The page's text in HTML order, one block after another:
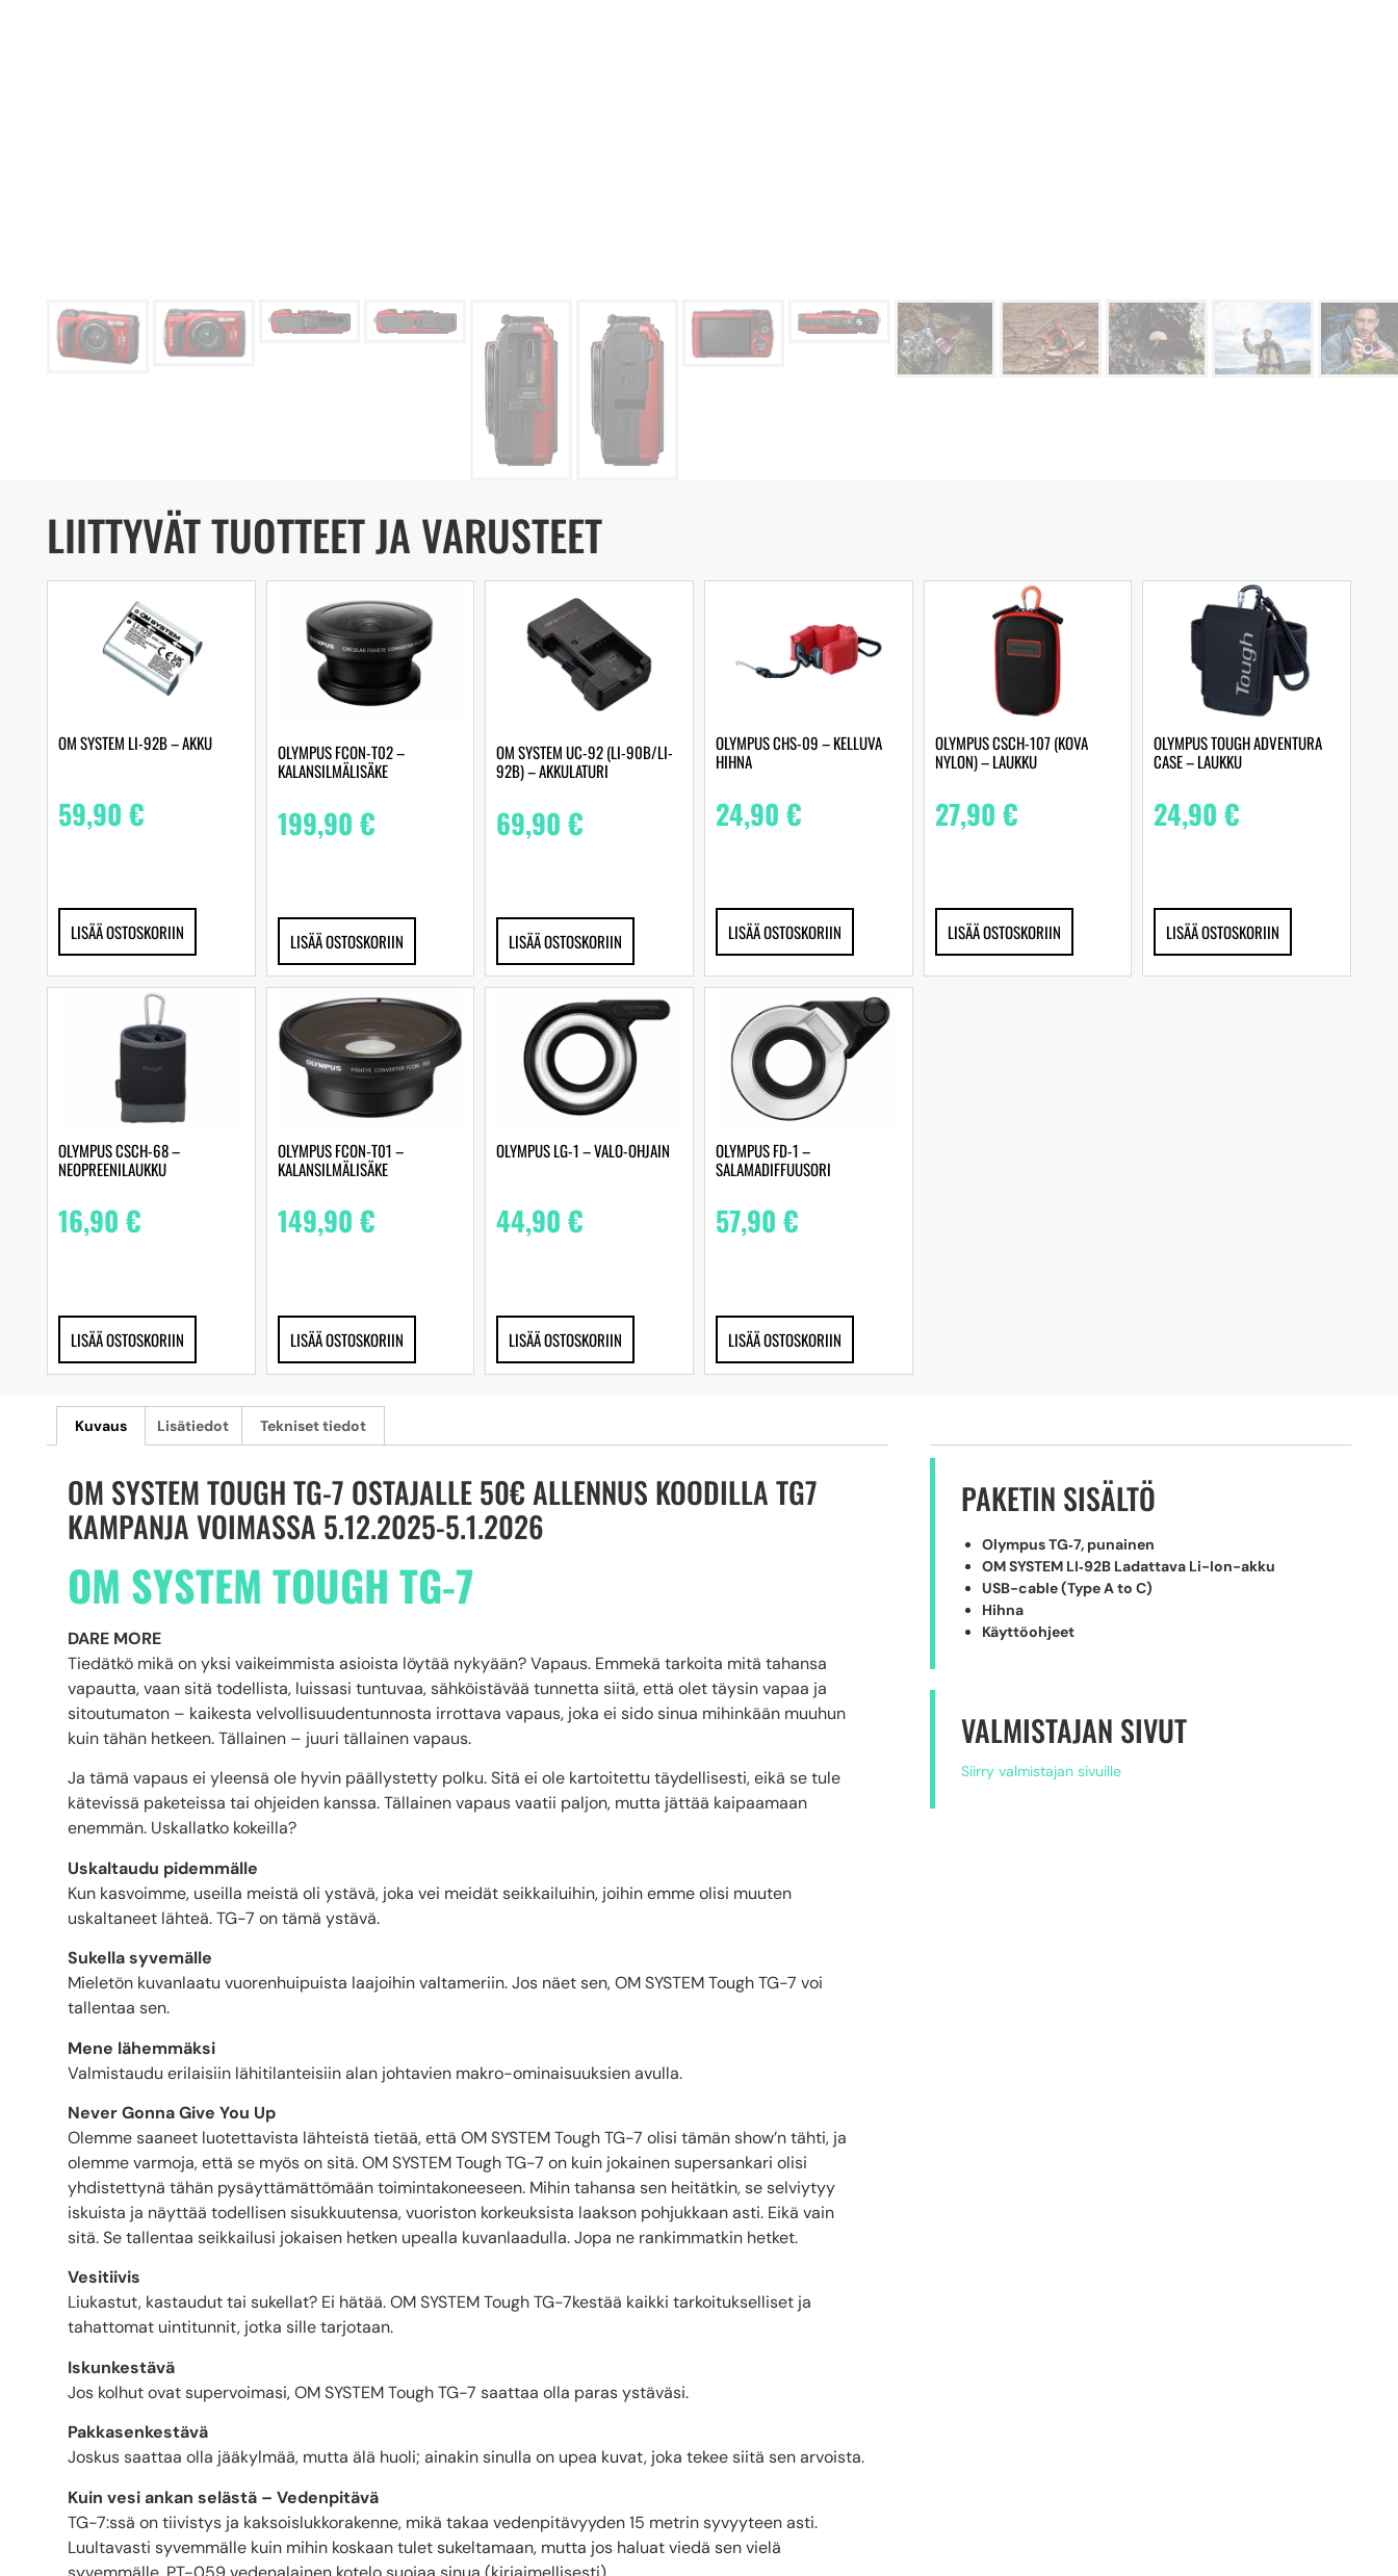
LIITTYVÄT TUOTTEET JA VARUSTEET
OM SYSTEM LI-92B – AKKU
59,90 €
LISÄÄ OSTOSKORIIN
OLYMPUS FCON-T02 –
KALANSILMÄLISÄKE
199,90 €
LISÄÄ OSTOSKORIIN
OM SYSTEM UC-92 (LI-90B/LI-
92B) – AKKULATURI
69,90€
LISÄÄ OSTOSKORIIN
OLYMPUS CHS-09 – KELLUVA
HIHNA
24,90 €
LISÄÄ OSTOSKORIIN
OLYMPUS CSCH-107 (KOVA
NYLON) – LAUKKU
27,90 €
LISÄÄ OSTOSKORIIN
OLYMPUS TOUGH ADVENTURA
CASE – LAUKKU
24,90€
LISÄÄ OSTOSKORIIN
OLYMPUS CSCH-68 –
NEOPREENILAUKKU
16,90 €
LISÄÄ OSTOSKORIIN
OLYMPUS FCON‑T01 –
KALANSILMÄLISÄKE
149,90 €
LISÄÄ OSTOSKORIIN
OLYMPUS LG-1 – VALO-OHJAIN
44,90€
LISÄÄ OSTOSKORIIN
OLYMPUS FD-1 –
SALAMADIFFUUSORI
57,90 €
LISÄÄ OSTOSKORIIN
Kuvaus Lisätiedot Tekniset tiedot
OM SYSTEM TOUGH TG-7 OSTAJALLE 50€ ALLENNUS KOODILLA TG7
KAMPANJA VOIMASSA 5.12.2025-5.1.2026
OM SYSTEM TOUGH TG-7
DARE MORE
Tiedätkö mikä on yksi vaikeimmista asioista löytää nykyään? Vapaus. Emmekä tarkoita mitä tahansa
vapautta, vaan sitä todellista, luissasi tuntuvaa, sähköistävää tunnetta siitä, että olet täysin vapaa ja
sitoutumaton – kaikesta velvollisuudentunnosta irrottava vapaus, joka ei sido sinua mihinkään muuhun
kuin tähän hetkeen. Tällainen – juuri tällainen vapaus.
Ja tämä vapaus ei yleensä ole hyvin päällystetty polku. Sitä ei ole kartoitettu täydellisesti, eikä se tule
kätevissä paketeissa tai ohjeiden kanssa. Tällainen vapaus vaatii paljon, mutta jättää kaipaamaan
enemmän. Uskallatko kokeilla?
Uskaltaudu pidemmälle
Kun kasvoimme, useilla meistä oli ystävä, joka vei meidät seikkailuihin, joihin emme olisi muuten
uskaltaneet lähteä. TG-7 on tämä ystävä.
Sukella syvemälle
Mieletön kuvanlaatu vuorenhuipuista laajoihin valtameriin. Jos näet sen, OM SYSTEM Tough TG-7 voi
tallentaa sen.
Mene lähemmäksi
Valmistaudu erilaisiin lähitilanteisiin alan johtavien makro-ominaisuuksien avulla.
Never Gonna Give You Up
Olemme saaneet luotettavista lähteistä tietää, että OM SYSTEM Tough TG-7 olisi tämän show’n tähti, ja
olemme varmoja, että se myös on sitä. OM SYSTEM Tough TG-7 on kuin jokainen supersankari olisi
yhdistettynä tähän pysäyttämättömään toimintakoneeseen. Mihin tahansa sen heitätkin, se selviytyy
iskuista ja näyttää todellisen sisukkuutensa, vuoriston korkeuksista laakson pohjukkaan asti. Eikä vain
sitä. Se tallentaa seikkailusi jokaisen hetken upealla kuvanlaadulla. Jopa ne rankimmatkin hetket.
Vesitiivis
Liukastut, kastaudut tai sukellat? Ei hätää. OM SYSTEM Tough TG-7kestää kaikki tarkoitukselliset ja
tahattomat uintitunnit, jotka sille tarjotaan.
Iskunkestävä
Jos kolhut ovat supervoimasi, OM SYSTEM Tough TG-7 saattaa olla paras ystäväsi.
Pakkasenkestävä
Joskus saattaa olla jääkylmää, mutta älä huoli; ainakin sinulla on upea kuvat, joka tekee siitä sen arvoista.
Kuin vesi ankan selästä – Vedenpitävä
TG-7:ssä on tiivistys ja kaksoislukkorakenne, mikä takaa vedenpitävyyden 15 metrin syvyyteen asti.
Luultavasti syvemmälle kuin mihin koskaan tulet sukeltamaan, mutta jos haluat viedä sen vielä
PAKETIN SISÄLTÖ
Olympus TG‑7, punainen
OM SYSTEM LI‑92B Ladattava Li-Ion-akku
USB-cable (Type A to C)
Hihna
Käyttöohjeet
VALMISTAJAN SIVUT
Siirry valmistajan sivuille